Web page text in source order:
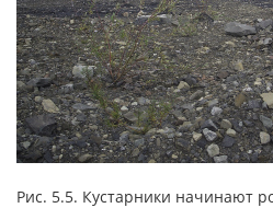
Рис. 5.5. Кустарники начинают